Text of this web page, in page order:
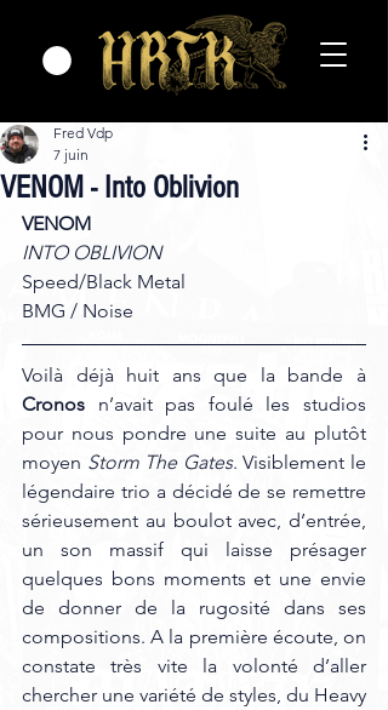
VENOM - Into Oblivion
Fred Vdp
7 juin
VENOM
INTO OBLIVION
Speed/Black Metal
BMG / Noise
Cronos n’avait pas foulé les studios
pour nous pondre une suite au plutôt
moyen Storm The Gates. Visiblement le
légendaire trio a décidé de se remettre
sérieusement au boulot avec, d’entrée,
un son massif qui laisse présager
quelques bons moments et une envie
de donner de la rugosité dans ses
compositions. A la première écoute, on
constate très vite la volonté d’aller
chercher une variété de styles, du Heavy